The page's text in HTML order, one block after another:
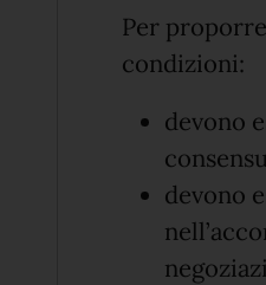
Per
condizioni:
devono
devono